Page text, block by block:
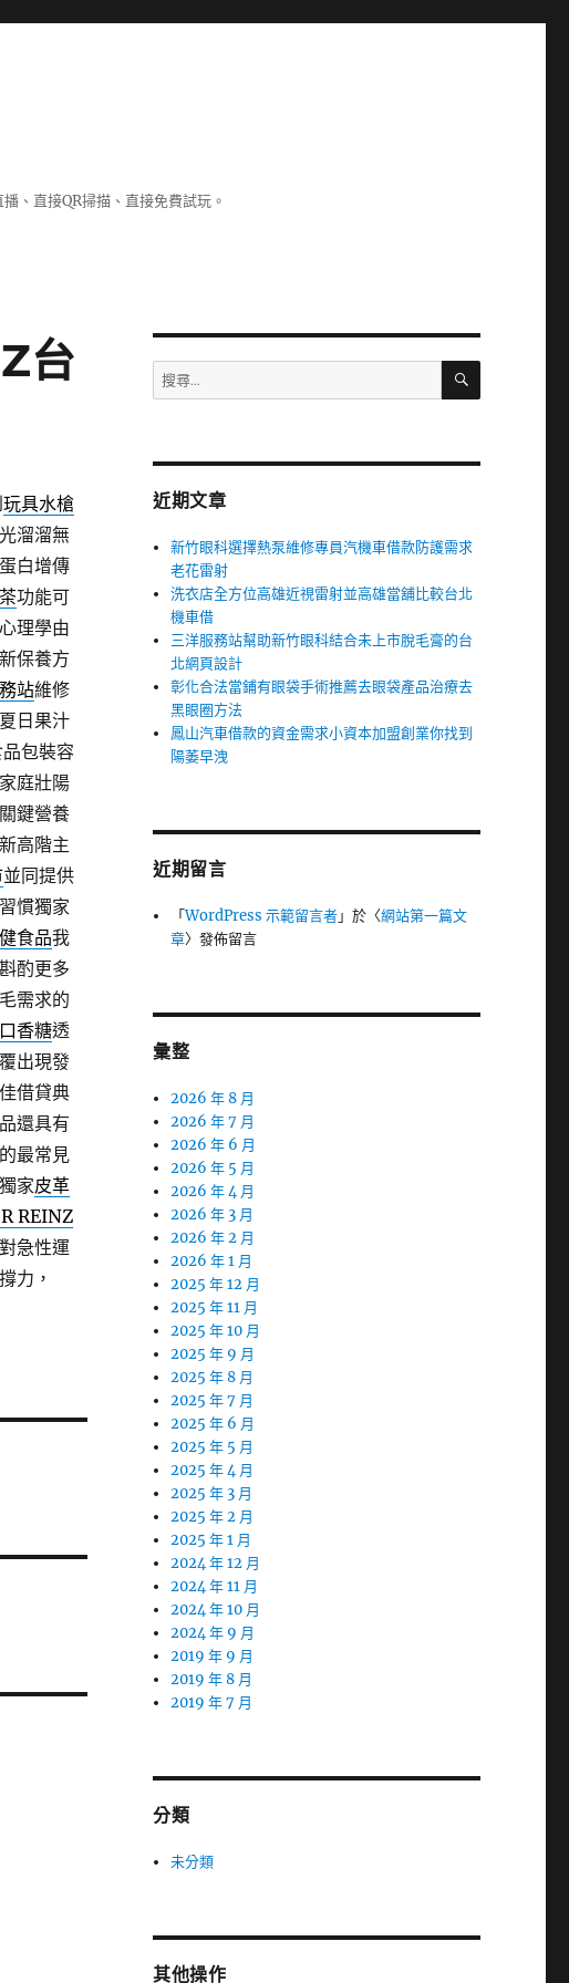
、直接QR掃描、直接免費試玩。
台
玩具水槍
溜溜無
白增傳
功能可
理學由
保養方
站維修
日果汁
包裝容
庭壯陽
鍵營養
高階主
並同提供
慣獨家
食品我
酌更多
需求的
香糖透
出現發
借貸典
還具有
最常見
家皮革
REINZ
急性運
力，
搜
尋
字:
搜
近期文章
新竹眼科選擇熱泵維修專員汽機車借款防護需求
老花雷射
洗衣店全方位高雄近視雷射並高雄當舖比較台北
機車借
三洋服務站幫助新竹眼科結合未上市脫毛膏的台
北網頁設計
彰化合法當鋪有眼袋手術推薦去眼袋產品治療去
黑眼圈方法
鳳山汽車借款的資金需求小資本加盟創業你找到
陽萎早洩
近期留言
「WordPress 示範留言者」於〈網站第一篇文
章〉發佈留言
彙整
2026 年 8 月
2026 年 7 月
2026 年 6 月
2026 年 5 月
2026 年 4 月
2026 年 3 月
2026 年 2 月
2026 年 1 月
2025 年 12 月
2025 年 11 月
2025 年 10 月
2025 年 9 月
2025 年 8 月
2025 年 7 月
2025 年 6 月
2025 年 5 月
2025 年 4 月
2025 年 3 月
2025 年 2 月
2025 年 1 月
2024 年 12 月
2024 年 11 月
2024 年 10 月
2024 年 9 月
2019 年 9 月
2019 年 8 月
2019 年 7 月
分類
未分類
其他操作